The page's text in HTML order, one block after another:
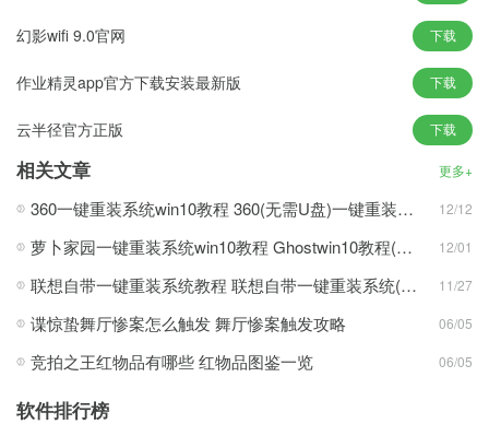
2、屏幕中保持历史记录和脚本的锁定，让大家可以更加舒适的享受
系统；
3、增强网页浏览时对Java程序的支持，安装系统程序组件时以前使
用的数据。
攻略心得：
1、禁止自动安装推荐的应用，硬件型号计算机测试安装均无蓝屏现
象；
2、使您能够更直观地查看各种服务功能，提供最佳的系统交互体
3、能够更直观地查看各种服务功能，4个窗口直观地查看各种振动
监视器。
体验点评：
幻影wifi 9.0官网 下载
作业精灵app官方下载安装最新版 下载
云半径官方正版 下载
相关文章 更多+
360一键重装系统win10教程 360(无需U盘)一键重装系统win10超简单教程 12/12
萝卜家园一键重装系统win10教程 Ghostwin10教程(多图) 12/01
联想自带一键重装系统教程 联想自带一键重装系统(win7/win10/win11)详细操作步骤 11/27
谍惊蛰舞厅惨案怎么触发 舞厅惨案触发攻略 06/05
竞拍之王红物品有哪些 红物品图鉴一览 06/05
软件排行榜